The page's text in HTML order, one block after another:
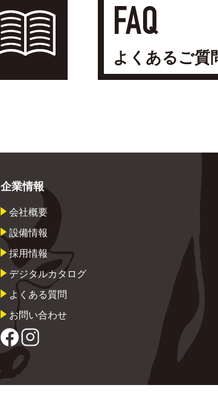
FAQ
よくあるご質
企業情報
会社概要
設備情報
採用情報
デジタルカタログ
よくある質問
お問い合わせ